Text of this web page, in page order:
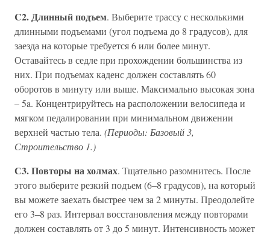
C2. Длинный подъем. Выберите трассу с несколькими
длинными подъемами (угол подъема до 8 градусов), для
заезда на которые требуется 6 или более минут.
Оставайтесь в седле при прохождении большинства из
них. При подъемах каденс должен составлять 60
оборотов в минуту или выше. Максимально высокая зона
– 5a. Концентрируйтесь на расположении велосипеда и
мягком педалировании при минимальном движении
верхней частью тела. (Периоды: Базовый 3,
Строительство 1.)
С3. Повторы на холмах. Тщательно разомнитесь. После
этого выберите резкий подъем (6–8 градусов), на который
вы можете заехать быстрее чем за 2 минуты. Преодолейте
его 3–8 раз. Интервал восстановления между повторами
должен составлять от 3 до 5 минут. Интенсивность может